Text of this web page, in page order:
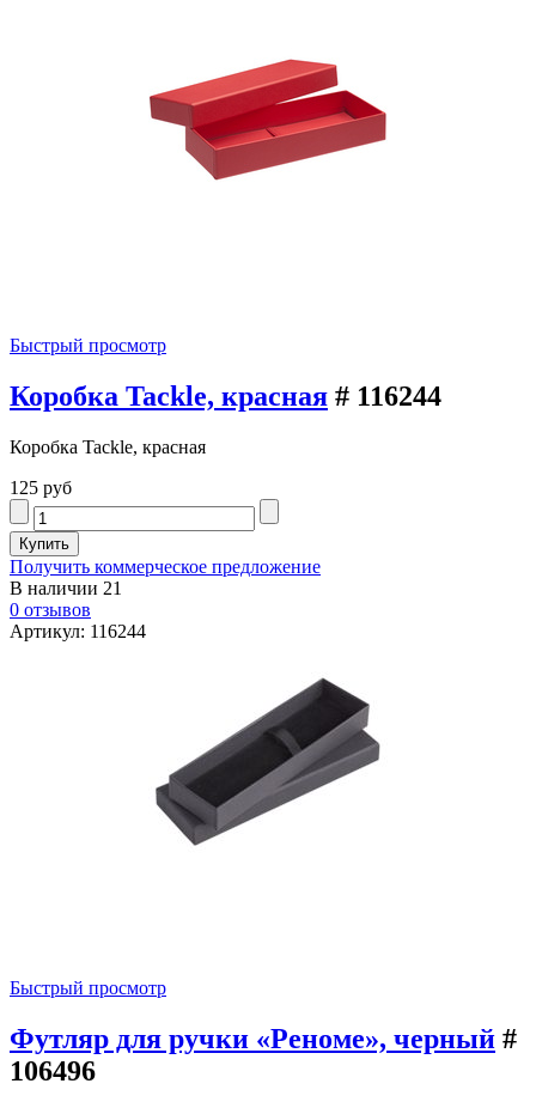
Быстрый просмотр
Коробка Tackle, красная # 116244
Коробка Tackle, красная
125 руб
Получить коммерческое предложение
В наличии 21
0 отзывов
Артикул: 116244
Быстрый просмотр
Футляр для ручки «Реноме», черный #
106496